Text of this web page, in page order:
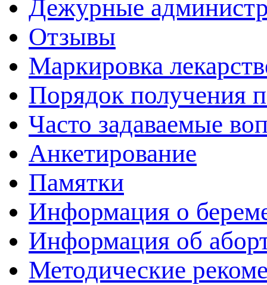
Дежурные
Отзывы
Маркировка
Порядок получения
Часто задаваемые
Анкетирование
Памятки
Информация о
Информация об
Методические